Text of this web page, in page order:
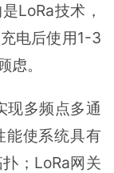
LoRa技术，
电后使用1-3
。
现多频点多通
能使系统具有
；LoRa网关